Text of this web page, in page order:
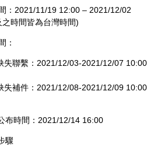
：2021/11/19 12:00 – 2021/12/02
時間皆為台灣時間)
：
失聯繫：2021/12/03-2021/12/07 10:00
失補件：2021/12/08-2021/12/09 10:00
時間：2021/12/14 16:00
驟